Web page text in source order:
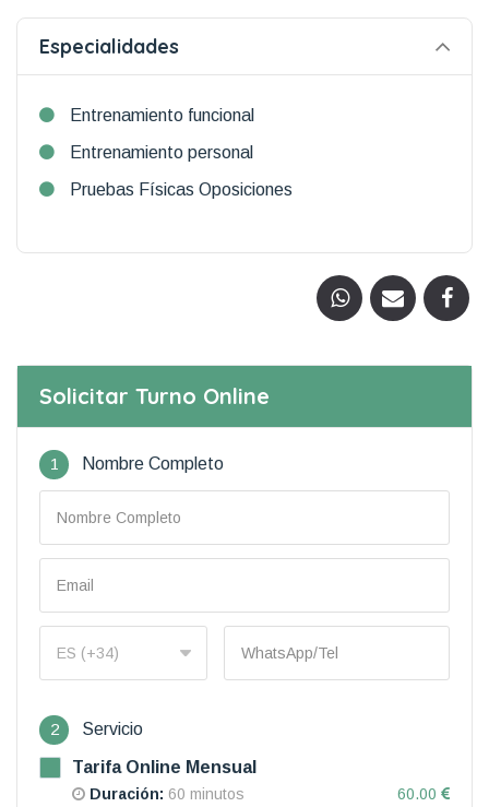
Especialidades
Entrenamiento funcional
Entrenamiento personal
Pruebas Físicas Oposiciones
Solicitar Turno Online
1 Nombre Completo
2 Servicio
Tarifa Online Mensual
Duración: 60 minutos 60.00